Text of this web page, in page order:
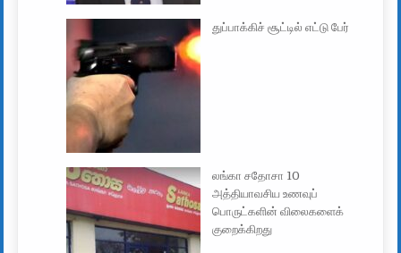
துப்பாக்கிச் சூட்டில் எட்டு பேர்
லங்கா சதோசா 10
அத்தியாவசிய உணவுப்
பொருட்களின் விலைகளைக்
குறைக்கிறது